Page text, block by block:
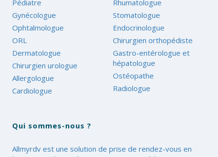
Pédiatre
Gynécologue
Ophtalmologue
ORL
Dermatologue
Chirurgien urologue
Allergologue
Cardiologue
Rhumatologue
Stomatologue
Endocrinologue
Chirurgien orthopédiste
Gastro-entérologue et
hépatologue
Ostéopathe
Radiologue
Qui sommes-nous ?
Allmyrdv est une solution de prise de rendez-vous en